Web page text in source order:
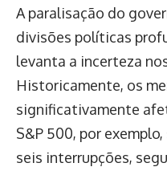
A paralisação do
divisões políticas
levanta a incerteza
Historicamente, os
significativamente
S&P 500, por
seis interrupções,